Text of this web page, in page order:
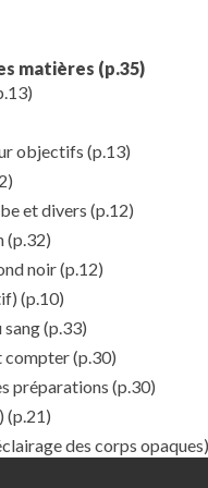
matières (p.35)
objectifs (p.13)
et divers (p.12)
(p.32)
noir(p.12)
(p.10)
sang(p.33)
compter(p.30)
préparations (p.30)
(p.21)
des corps opaques)